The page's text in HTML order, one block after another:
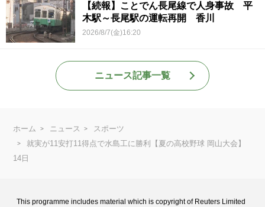
【続報】ことでん長尾線で人身事故 平
木駅～長尾駅の運転再開 香川
2026/8/7(金)16:20
ニュース記事一覧
ホーム ニュース
スポーツ
就実が11安打11得点で水島工に勝利【夏の高校野球 岡山大会】
14日
This programme includes material which is copyright of Reuters Limited